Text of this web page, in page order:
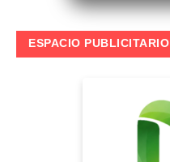
ESPACIO PUBLICITARIO